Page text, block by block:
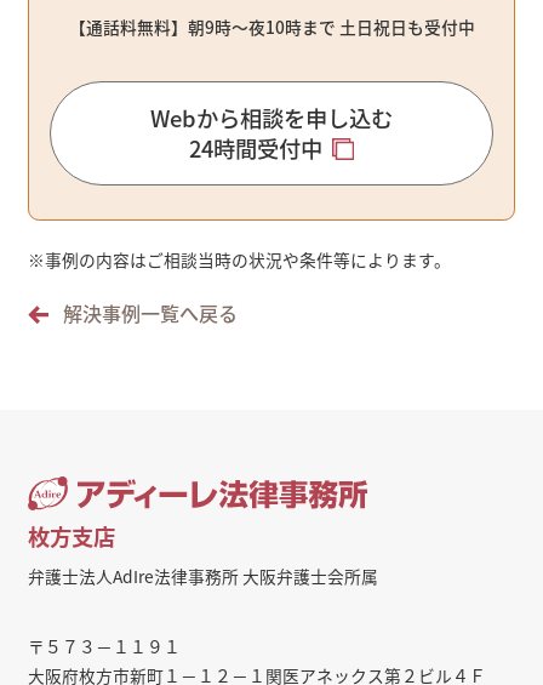
【通話料無料】朝9時〜夜10時まで ⼟⽇祝⽇も受付中
Webから相談を申し込む
24時間受付中
※事例の内容はご相談当時の状況や条件等によります。
解決事例一覧へ戻る
枚方支店
弁護士法人AdIre法律事務所 大阪弁護士会所属
〒５７３－１１９１
大阪府枚方市新町１－１２－１関医アネックス第２ビル４Ｆ